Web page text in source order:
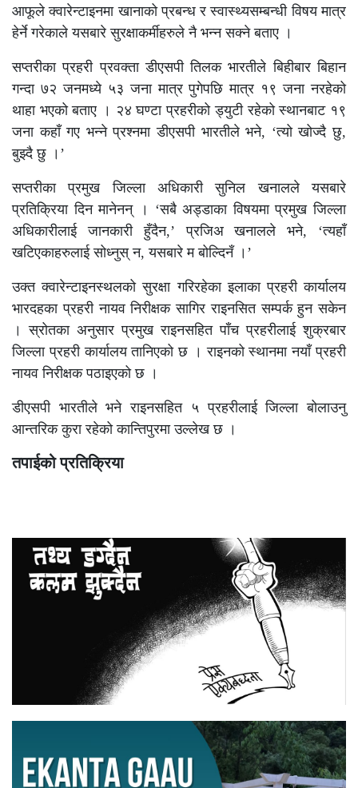
आफूले क्वारेन्टाइनमा खानाको प्रबन्ध र स्वास्थ्यसम्बन्धी विषय मात्र
हेर्ने गरेकाले यसबारे सुरक्षाकर्मीहरुले नै भन्न सक्ने बताए ।
सप्तरीका प्रहरी प्रवक्ता डीएसपी तिलक भारतीले बिहीबार बिहान
गन्दा ७२ जनमध्ये ५३ जना मात्र पुगेपछि मात्र १९ जना नरहेको
थाहा भएको बताए । २४ घण्टा प्रहरीको ड्युटी रहेको स्थानबाट १९
जना कहाँ गए भन्ने प्रश्नमा डीएसपी भारतीले भने, ‘त्यो खोज्दै छु,
बुझ्दै छु ।’
सप्तरीका प्रमुख जिल्ला अधिकारी सुनिल खनालले यसबारे
प्रतिक्रिया दिन मानेनन् । ‘सबै अड्डाका विषयमा प्रमुख जिल्ला
अधिकारीलाई जानकारी हुँदैन,’ प्रजिअ खनालले भने, ‘त्यहाँ
खटिएकाहरुलाई सोध्नुस् न, यसबारे म बोल्दिनँ ।’
उक्त क्वारेन्टाइनस्थलको सुरक्षा गरिरहेका इलाका प्रहरी कार्यालय
भारदहका प्रहरी नायव निरीक्षक सागिर राइनसित सम्पर्क हुन सकेन
। स्रोतका अनुसार प्रमुख राइनसहित पाँच प्रहरीलाई शुक्रबार
जिल्ला प्रहरी कार्यालय तानिएको छ । राइनको स्थानमा नयाँ प्रहरी
नायव निरीक्षक पठाइएको छ ।
डीएसपी भारतीले भने राइनसहित ५ प्रहरीलाई जिल्ला बोलाउनु
आन्तरिक कुरा रहेको कान्तिपुरमा उल्लेख छ ।
तपाईको प्रतिक्रिया